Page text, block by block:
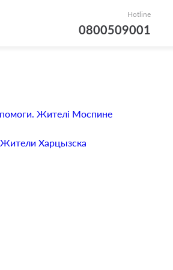
Hotline
0800509001
Жителі Моспине
Харцызска